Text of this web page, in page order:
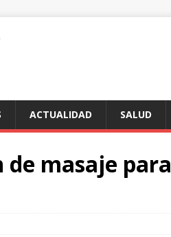
ACTUALIDAD SALUD
masaje para